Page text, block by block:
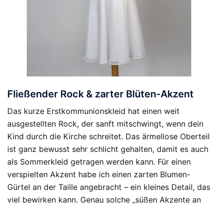
Fließender Rock & zarter Blüten-Akzent
Das kurze Erstkommunionskleid hat einen weit
ausgestellten Rock, der sanft mitschwingt, wenn dein
Kind durch die Kirche schreitet. Das ärmellose Oberteil
ist ganz bewusst sehr schlicht gehalten, damit es auch
als Sommerkleid getragen werden kann. Für einen
verspielten Akzent habe ich einen zarten Blumen-
Gürtel an der Taille angebracht – ein kleines Detail, das
viel bewirken kann. Genau solche „süßen Akzente an